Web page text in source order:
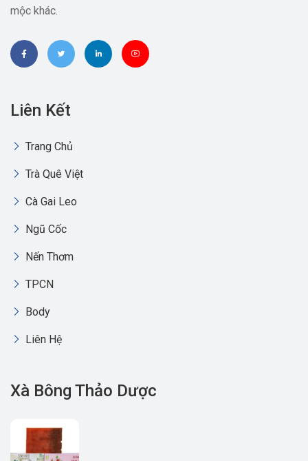
mộc khác.
Liên Kết
Trang Chủ
Trà Quê Việt
Cà Gai Leo
Ngũ Cốc
Nến Thơm
TPCN
Body
Liên Hệ
Xà Bông Thảo Dược